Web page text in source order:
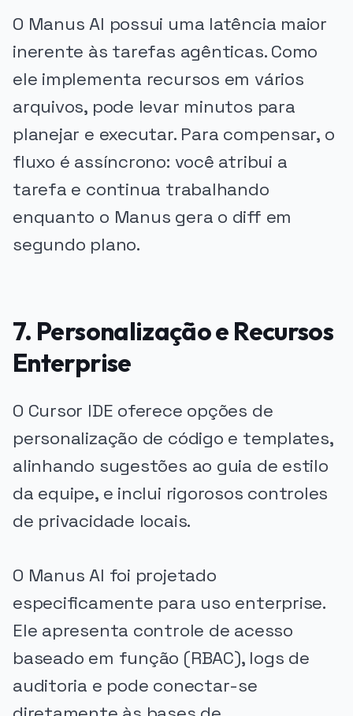
O Manus AI possui uma latência maior
inerente às tarefas agênticas. Como
ele implementa recursos em vários
arquivos, pode levar minutos para
planejar e executar. Para compensar, o
fluxo é assíncrono: você atribui a
tarefa e continua trabalhando
enquanto o Manus gera o diff em
segundo plano.
7. Personalização e Recursos
Enterprise
O Cursor IDE oferece opções de
personalização de código e templates,
alinhando sugestões ao guia de estilo
da equipe, e inclui rigorosos controles
de privacidade locais.
O Manus AI foi projetado
especificamente para uso enterprise.
Ele apresenta controle de acesso
baseado em função (RBAC), logs de
auditoria e pode conectar-se